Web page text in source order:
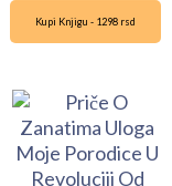
Kupi Knjigu - 1298 rsd